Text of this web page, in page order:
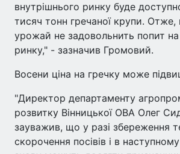
внутрішнього ринку буде
тисяч тонн гречаної крупи. Отже,
урожай не задовольнить попит
ринку," - зазначив Громовий.
Восени ціна на гречку може
"Директор департаменту
розвитку Вінницької ОВА Олег
зауважив, що у разі збереження
скорочення посівів і в